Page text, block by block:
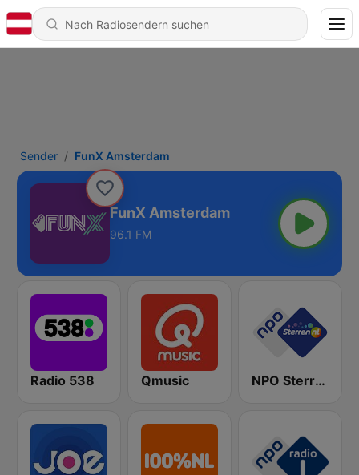
Sender FunX Amsterdam
FunX Amsterdam
96.1 FM
Radio 538 Qmusic NPO Sterren